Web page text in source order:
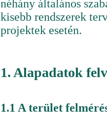
néhány általános
kisebb rendszerek
projektek esetén.
1. Alapadatok
1.1 A terület